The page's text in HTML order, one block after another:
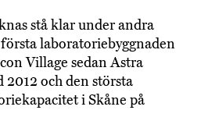
stå klar under andra
laboratoriebyggnaden
Village sedan Astra
och den största
i Skåne på